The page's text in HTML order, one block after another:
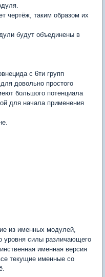
чертёж, таким образом их
будут объединены в
с 6ти групп
довольно простого
большого потенциала
для начала применения
из именных модулей,
уровня силы различающего
именная версия
текущие именные со